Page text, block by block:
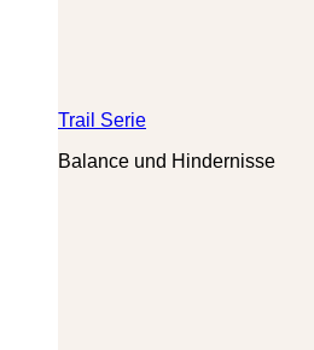
Trail Serie
Balance und Hindernisse